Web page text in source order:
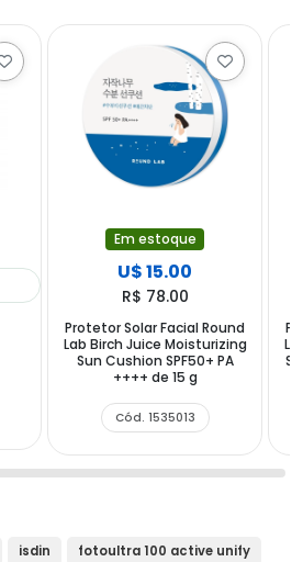
Em estoque
U$ 15.00
R$ 78.00
Protetor Solar Facial Round
Lab Birch Juice Moisturizing
Sun Cushion SPF50+ PA
++++ de 15 g
Cód. 1535013
isdin fotoultra 100 active unify